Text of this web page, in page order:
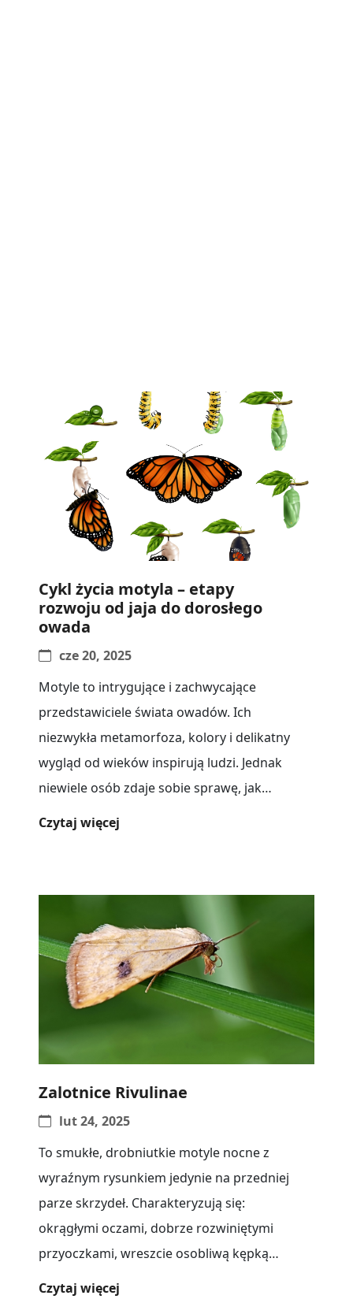
Cykl życia motyla – etapy
rozwoju od jaja do dorosłego
owada
cze 20, 2025
Motyle to intrygujące i zachwycające
przedstawiciele świata owadów. Ich
niezwykła metamorfoza, kolory i delikatny
wygląd od wieków inspirują ludzi. Jednak
niewiele osób zdaje sobie sprawę, jak
Czytaj więcej
Zalotnice Rivulinae
lut 24, 2025
To smukłe, drobniutkie motyle nocne z
wyraźnym rysunkiem jedynie na przedniej
parze skrzydeł. Charakteryzują się:
okrągłymi oczami, dobrze rozwiniętymi
przyoczkami, wreszcie osobliwą kępką
Czytaj więcej